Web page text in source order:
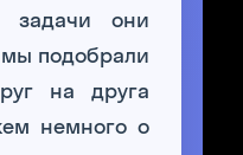
они
подобрали
на друга
немного о